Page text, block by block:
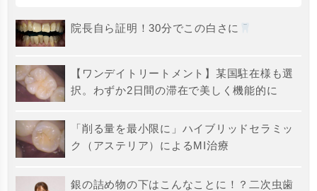
院長自ら証明！30分でこの白さに
【ワンデイトリートメント】某国駐在様も選
択。わずか2日間の滞在で美しく機能的に
「削る量を最小限に」ハイブリッドセラミッ
ク（アステリア）によるMI治療
銀の詰め物の下はこんなことに！？二次虫歯